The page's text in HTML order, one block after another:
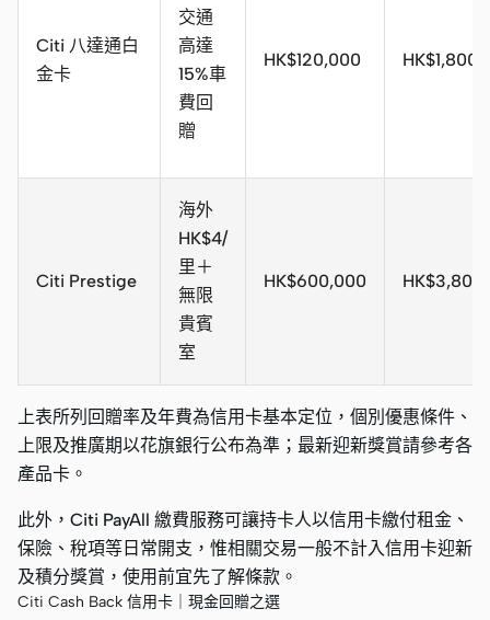
Citi 八達通白
金卡
交通
高達
15%車
費回
贈
HK$120,000 HK$1,800
Citi Prestige
海外
HK$4/
里＋
無限
貴賓
室
HK$600,000 HK$3,800
上表所列回贈率及年費為信用卡基本定位，個別優惠條件、
上限及推廣期以花旗銀行公布為準；最新迎新獎賞請參考各
產品卡。
此外，Citi PayAll 繳費服務可讓持卡人以信用卡繳付租金、
保險、稅項等日常開支，惟相關交易一般不計入信用卡迎新
及積分獎賞，使用前宜先了解條款。
Citi Cash Back 信用卡｜現金回贈之選